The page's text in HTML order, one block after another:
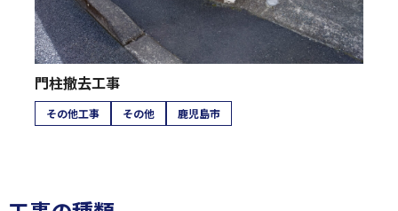
門柱撤去工事
その他工事 その他 鹿児島市